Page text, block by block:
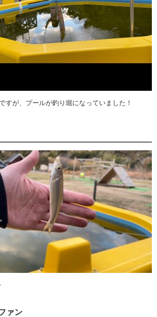
すが、プールが釣り堀になっていました！
ァン